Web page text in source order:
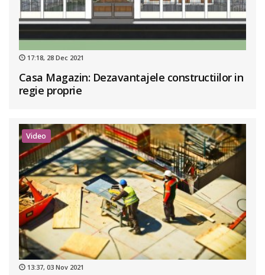
17:18, 28 Dec 2021
Casa Magazin: Dezavantajele constructiilor in
regie proprie
Video
13:37, 03 Nov 2021